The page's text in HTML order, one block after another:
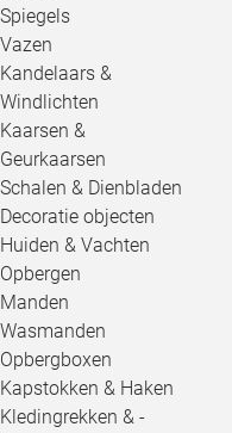
Spiegels
Vazen
Kandelaars &
Windlichten
Kaarsen &
Geurkaarsen
Schalen & Dienbladen
Decoratie objecten
Huiden & Vachten
Opbergen
Manden
Wasmanden
Opbergboxen
Kapstokken & Haken
Kledingrekken & -